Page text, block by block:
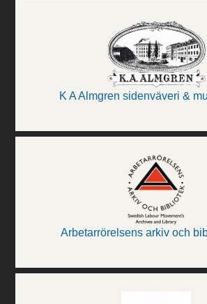
K A Almgren sidenväveri &
Arbetarrörelsens arkiv och